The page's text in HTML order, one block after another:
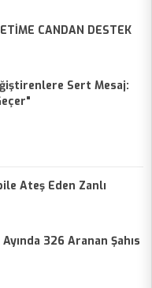
CANDAN DESTEK
Sert Mesaj:
Ateş Eden Zanlı
326 Aranan Şahıs